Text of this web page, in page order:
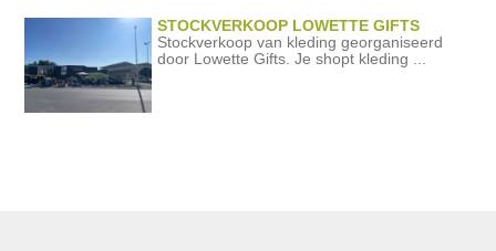
STOCKVERKOOP LOWETTE GIFTS
Stockverkoop van kleding georganiseerd
door Lowette Gifts. Je shopt kleding ...